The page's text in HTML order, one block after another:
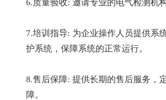
6.质量验收: 邀请专业的电气检测机
7.培训指导: 为企业操作人员提供系
护系统，保障系统的正常运行。
8.售后保障: 提供长期的售后服务，
障。